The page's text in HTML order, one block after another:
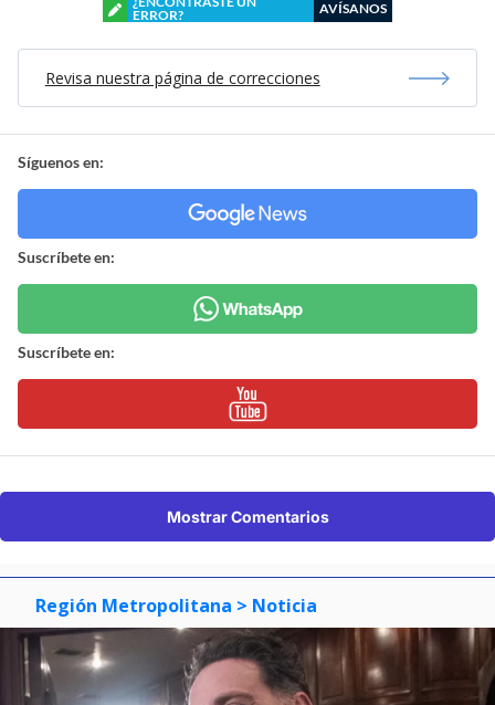
ERROR?
AVÍSANOS
Revisa nuestra página de correcciones
Síguenos en:
Suscríbete en:
Suscríbete en:
Mostrar Comentarios
Región Metropolitana > Noticia